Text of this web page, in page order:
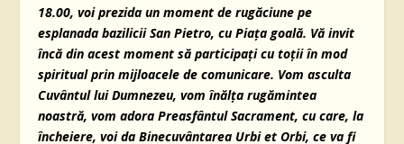
18.00, voi prezida un moment de rugăciune pe
esplanada bazilicii San Pietro, cu Piața goală. Vă invit
încă din acest moment să participați cu toții în mod
spiritual prin mijloacele de comunicare. Vom asculta
Cuvântul lui Dumnezeu, vom înălța rugămintea
noastră, vom adora Preasfântul Sacrament, cu care, la
încheiere, voi da Binecuvântarea Urbi et Orbi, ce va fi